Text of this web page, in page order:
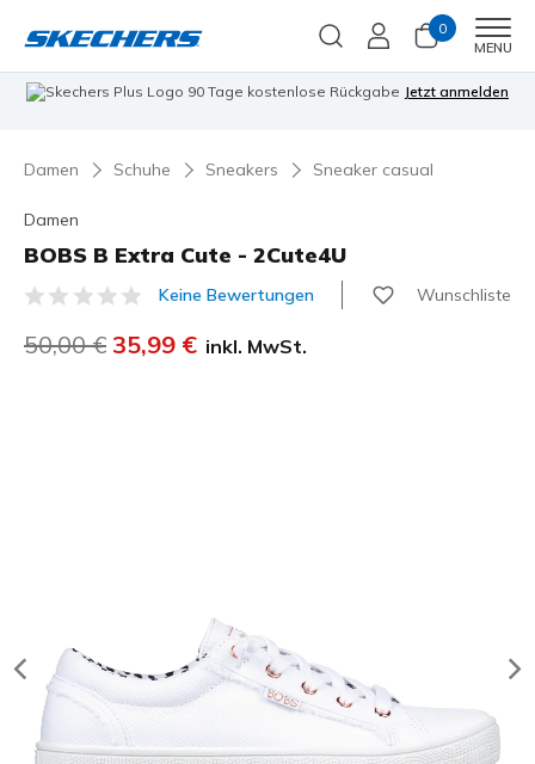
0
MENU
90 Tage kostenlose Rückgabe Jetzt anmelden
Damen Schuhe Sneakers Sneaker casual
Damen
BOBS B Extra Cute - 2Cute4U
5 von 5 Kundenbewertungen
Keine Bewertungen Wunschliste
Reduziert von
50,00 € auf
35,99 € inkl. MwSt.